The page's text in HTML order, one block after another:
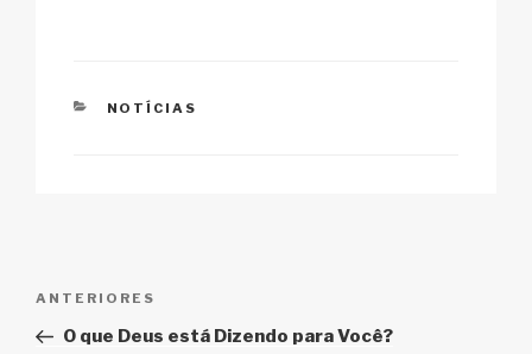
CATEGORIAS
NOTÍCIAS
Post
anterior
ANTERIORES
O que Deus está Dizendo para Você?